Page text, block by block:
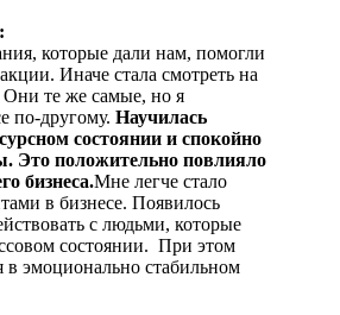
которые дали нам, помогли
Иначе стала смотреть на
те же самые, но я
по-другому. Научилась
состоянии и спокойно
Это положительно повлияло
бизнеса.Мне легче стало
в бизнесе. Появилось
с людьми, которые
состоянии. При этом
в эмоционально стабильном